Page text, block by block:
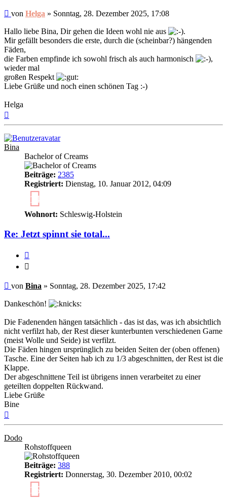
Ungelesener
von Helga » Sonntag, 28. Dezember 2025, 17:08
Hallo liebe Bina, Dir gehen die Ideen wohl nie aus
.
Mir gefällt besonders die erste, durch die (scheinbar?) hängenden
Fäden,
die Farben empfinde ich sowohl frisch als auch harmonisch
,
wieder mal
großen Respekt
Liebe Grüße und noch einen schönen Tag :-)
Helga
Bina
Bachelor of Creams
Beiträge: 2385
Registriert: Dienstag, 10. Januar 2012, 04:09
14
Wohnort: Schleswig-Holstein
Re: Jetzt spinnt sie total...
Ungelesener
von Bina » Sonntag, 28. Dezember 2025, 17:42
Dankeschön!
Die Fadenenden hängen tatsächlich - das ist das, was ich absichtlich
nicht verfilzt hab, der Rest dieser kunterbunten verschiedenen Garne
(meist Wolle und Seide) ist verfilzt.
Die Fäden hingen ursprünglich zu beiden Seiten der (oben offenen)
Tasche. Eine der Seiten hab ich zu 1/3 abgeschnitten, der Rest ist die
Klappe.
Der abgeschnittene Teil ist übrigens innen verarbeitet zu einer
geteilten doppelten Rückwand.
Liebe Grüße
Bine
Dodo
Rohstoffqueen
Beiträge: 388
Registriert: Donnerstag, 30. Dezember 2010, 00:02
15